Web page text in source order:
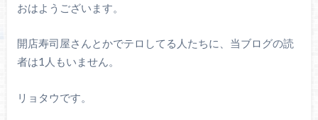
おはようございます。
開店寿司屋さんとかでテロしてる人たちに、当ブログの読
者は1人もいません。
リョタウです。